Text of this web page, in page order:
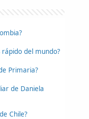
del mundo?
Primaria?
de Daniela
Chile?